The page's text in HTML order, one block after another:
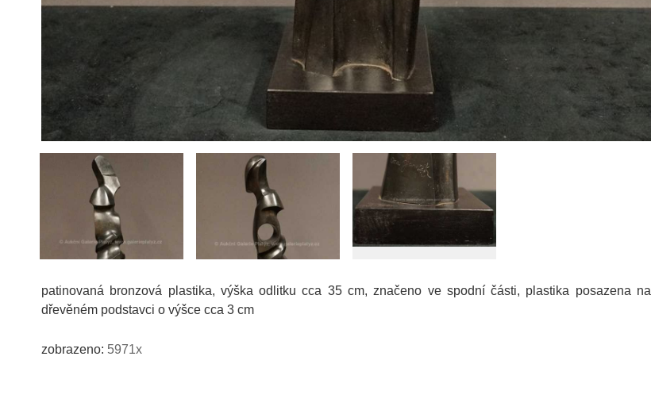
patinovaná bronzová plastika, výška odlitku cca 35 cm, značeno ve spodní části, plastika posazena na
dřevěném podstavci o výšce cca 3 cm
zobrazeno: 5971x